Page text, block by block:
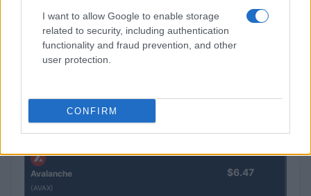
I want to allow Google to enable storage
related to security, including authentication
functionality and fraud prevention, and other
user protection.
CONFIRM
XRP $1.04
Solana
(ADA)
Avalanche
(AVAX)
$6.47